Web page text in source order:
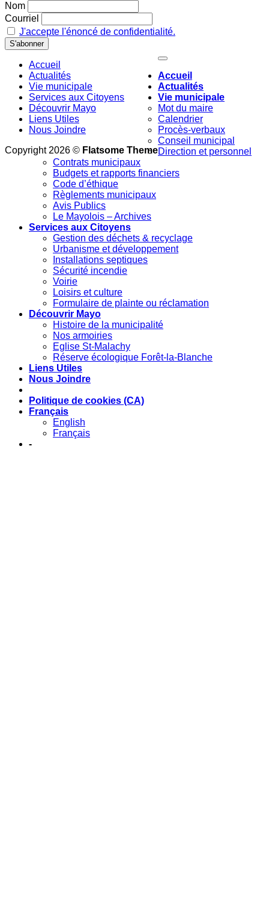
Nom
Courriel
J'accepte l'énoncé de confidentialité.
Accueil
Actualités
Vie municipale
Services aux Citoyens
Découvrir Mayo
Liens Utiles
Nous Joindre
Copyright 2026 © Flatsome Theme
Accueil
Actualités
Vie municipale
Mot du maire
Calendrier
Procès-verbaux
Conseil municipal
Direction et personnel
Contrats municipaux
Budgets et rapports financiers
Code d’éthique
Règlements municipaux
Avis Publics
Le Mayolois – Archives
Services aux Citoyens
Gestion des déchets & recyclage
Urbanisme et développement
Installations septiques
Sécurité incendie
Voirie
Loisirs et culture
Formulaire de plainte ou réclamation
Découvrir Mayo
Histoire de la municipalité
Nos armoiries
Eglise St-Malachy
Réserve écologique Forêt-la-Blanche
Liens Utiles
Nous Joindre
Politique de cookies (CA)
Français
English
Français
-